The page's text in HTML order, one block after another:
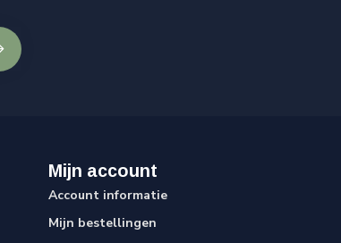
Mijn account
Account informatie
Mijn bestellingen